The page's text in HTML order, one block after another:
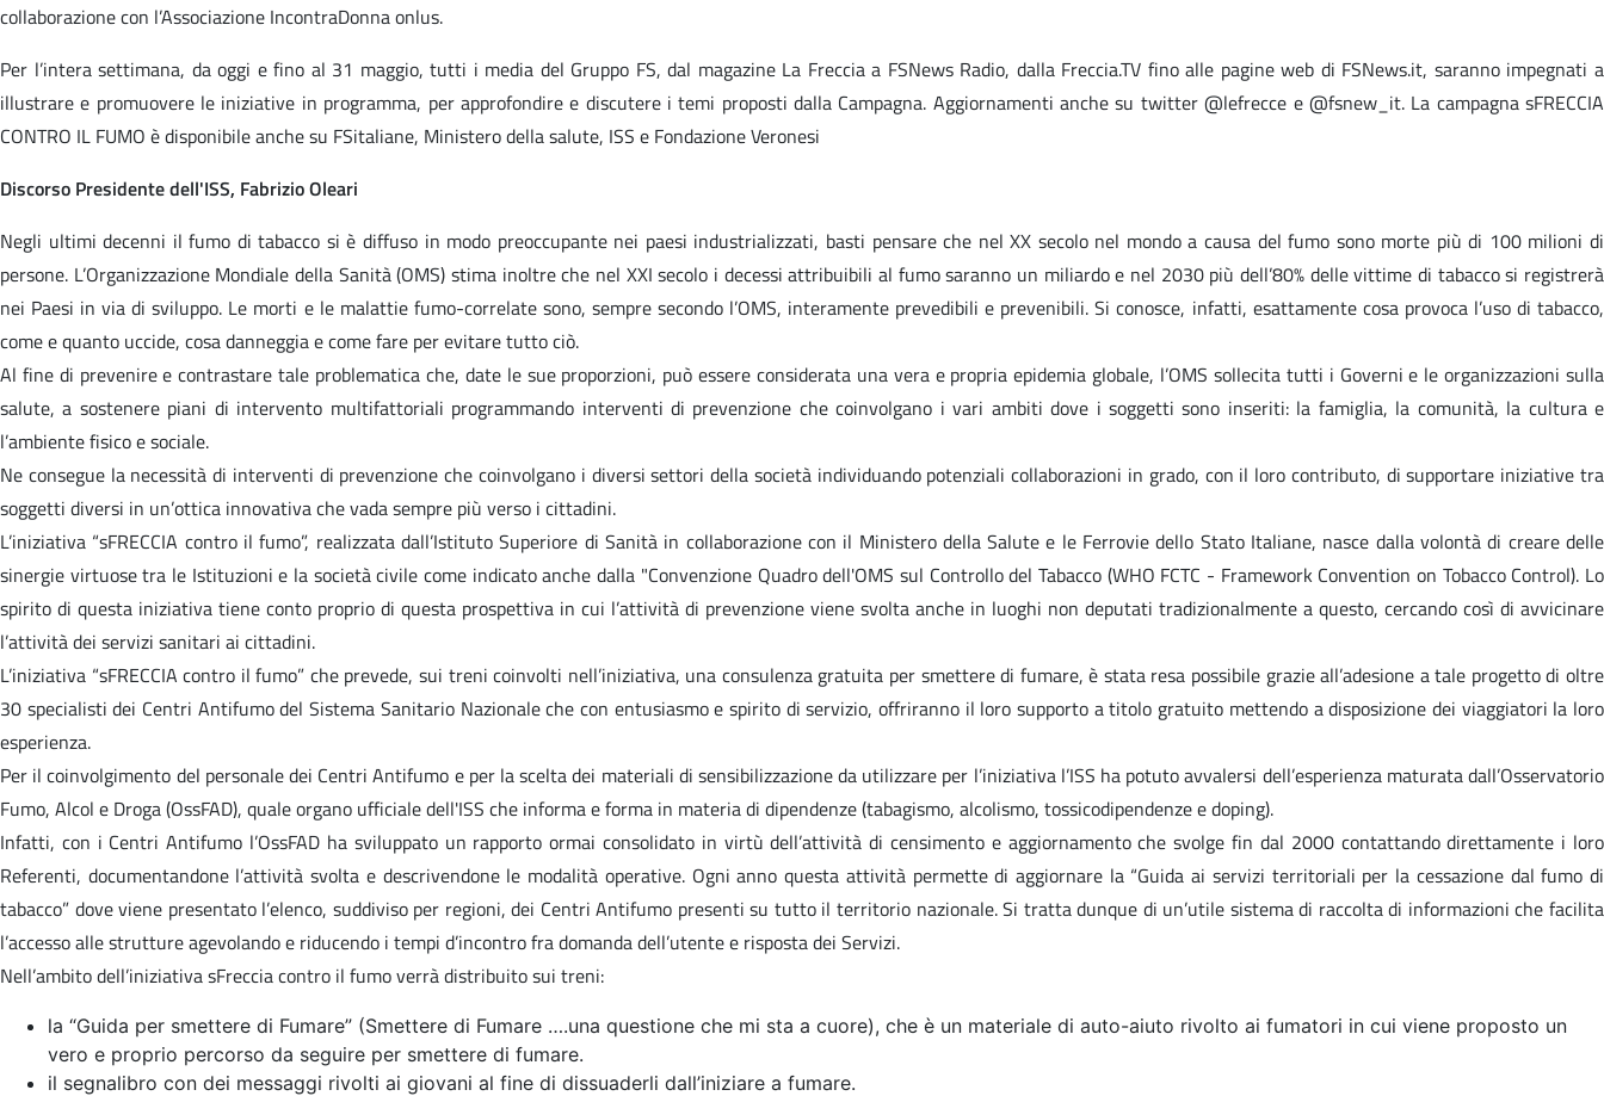
collaborazione con l’Associazione IncontraDonna onlus.
Per l’intera settimana, da oggi e fino al 31 maggio, tutti i media del Gruppo FS, dal magazine La Freccia a FSNews Radio, dalla Freccia.TV fino alle pagine web di FSNews.it, saranno impegnati a
illustrare e promuovere le iniziative in programma, per approfondire e discutere i temi proposti dalla Campagna. Aggiornamenti anche su twitter @lefrecce e @fsnew_it. La campagna sFRECCIA
CONTRO IL FUMO è disponibile anche su FSitaliane, Ministero della salute, ISS e Fondazione Veronesi
Discorso Presidente dell'ISS, Fabrizio Oleari
Negli ultimi decenni il fumo di tabacco si è diffuso in modo preoccupante nei paesi industrializzati, basti pensare che nel XX secolo nel mondo a causa del fumo sono morte più di 100 milioni di
persone. L’Organizzazione Mondiale della Sanità (OMS) stima inoltre che nel XXI secolo i decessi attribuibili al fumo saranno un miliardo e nel 2030 più dell’80% delle vittime di tabacco si registrerà
nei Paesi in via di sviluppo. Le morti e le malattie fumo-correlate sono, sempre secondo l’OMS, interamente prevedibili e prevenibili. Si conosce, infatti, esattamente cosa provoca l’uso di tabacco,
come e quanto uccide, cosa danneggia e come fare per evitare tutto ciò.
Al fine di prevenire e contrastare tale problematica che, date le sue proporzioni, può essere considerata una vera e propria epidemia globale, l’OMS sollecita tutti i Governi e le organizzazioni sulla
salute, a sostenere piani di intervento multifattoriali programmando interventi di prevenzione che coinvolgano i vari ambiti dove i soggetti sono inseriti: la famiglia, la comunità, la cultura e
l’ambiente fisico e sociale.
Ne consegue la necessità di interventi di prevenzione che coinvolgano i diversi settori della società individuando potenziali collaborazioni in grado, con il loro contributo, di supportare iniziative tra
soggetti diversi in un’ottica innovativa che vada sempre più verso i cittadini.
L’iniziativa “sFRECCIA contro il fumo”, realizzata dall’Istituto Superiore di Sanità in collaborazione con il Ministero della Salute e le Ferrovie dello Stato Italiane, nasce dalla volontà di creare delle
sinergie virtuose tra le Istituzioni e la società civile come indicato anche dalla "Convenzione Quadro dell'OMS sul Controllo del Tabacco (WHO FCTC - Framework Convention on Tobacco Control). Lo
spirito di questa iniziativa tiene conto proprio di questa prospettiva in cui l’attività di prevenzione viene svolta anche in luoghi non deputati tradizionalmente a questo, cercando così di avvicinare
l’attività dei servizi sanitari ai cittadini.
L’iniziativa “sFRECCIA contro il fumo” che prevede, sui treni coinvolti nell’iniziativa, una consulenza gratuita per smettere di fumare, è stata resa possibile grazie all’adesione a tale progetto di oltre
30 specialisti dei Centri Antifumo del Sistema Sanitario Nazionale che con entusiasmo e spirito di servizio, offriranno il loro supporto a titolo gratuito mettendo a disposizione dei viaggiatori la loro
esperienza.
Per il coinvolgimento del personale dei Centri Antifumo e per la scelta dei materiali di sensibilizzazione da utilizzare per l’iniziativa l’ISS ha potuto avvalersi dell’esperienza maturata dall’Osservatorio
Fumo, Alcol e Droga (OssFAD), quale organo ufficiale dell'ISS che informa e forma in materia di dipendenze (tabagismo, alcolismo, tossicodipendenze e doping).
Infatti, con i Centri Antifumo l’OssFAD ha sviluppato un rapporto ormai consolidato in virtù dell’attività di censimento e aggiornamento che svolge fin dal 2000 contattando direttamente i loro
Referenti, documentandone l’attività svolta e descrivendone le modalità operative. Ogni anno questa attività permette di aggiornare la “Guida ai servizi territoriali per la cessazione dal fumo di
tabacco” dove viene presentato l’elenco, suddiviso per regioni, dei Centri Antifumo presenti su tutto il territorio nazionale. Si tratta dunque di un’utile sistema di raccolta di informazioni che facilita
l’accesso alle strutture agevolando e riducendo i tempi d’incontro fra domanda dell’utente e risposta dei Servizi.
Nell’ambito dell’iniziativa sFreccia contro il fumo verrà distribuito sui treni:
la “Guida per smettere di Fumare” (Smettere di Fumare ….una questione che mi sta a cuore), che è un materiale di auto-aiuto rivolto ai fumatori in cui viene proposto un
vero e proprio percorso da seguire per smettere di fumare.
il segnalibro con dei messaggi rivolti ai giovani al fine di dissuaderli dall’iniziare a fumare.